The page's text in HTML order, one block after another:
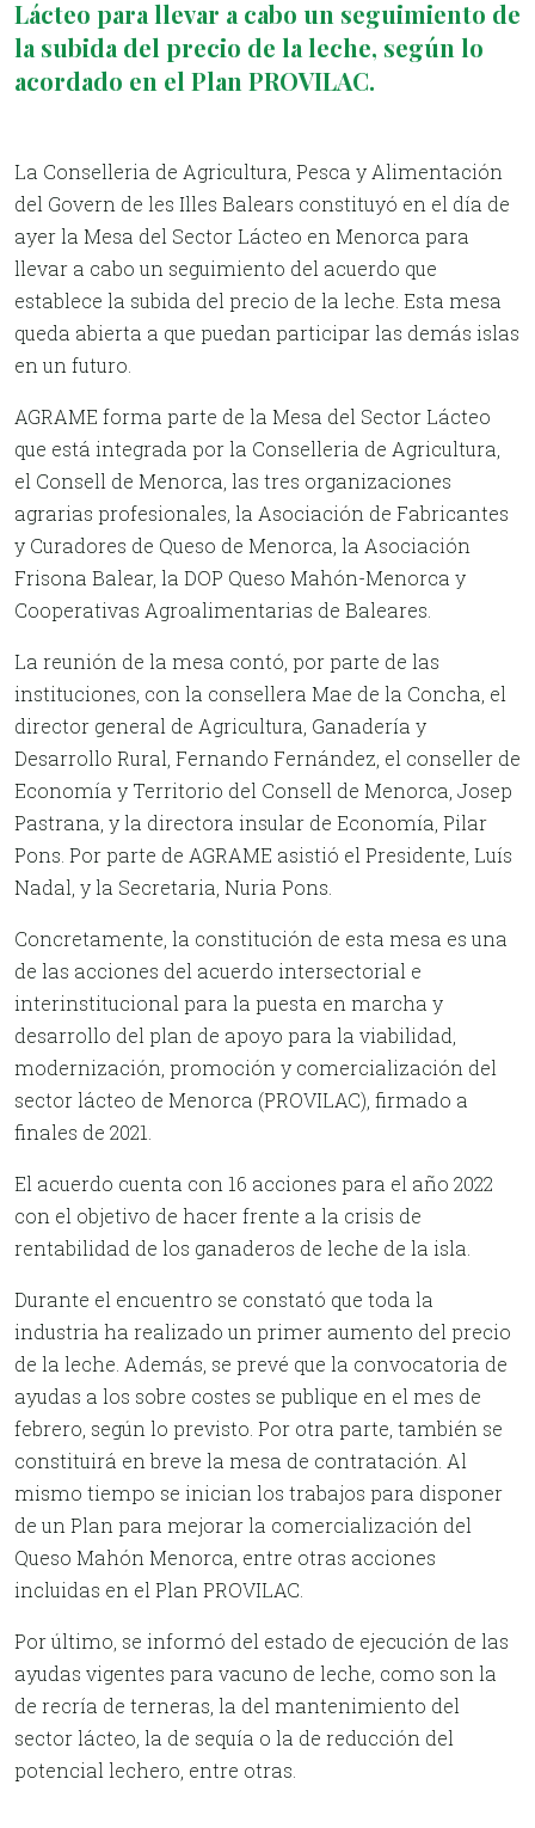
Lácteo para llevar a cabo un seguimiento de
la subida del precio de la leche, según lo
acordado en el Plan PROVILAC.
La Conselleria de Agricultura, Pesca y Alimentación
del Govern de les Illes Balears constituyó en el día de
ayer la Mesa del Sector Lácteo en Menorca para
llevar a cabo un seguimiento del acuerdo que
establece la subida del precio de la leche. Esta mesa
queda abierta a que puedan participar las demás islas
en un futuro.
AGRAME forma parte de la Mesa del Sector Lácteo
que está integrada por la Conselleria de Agricultura,
el Consell de Menorca, las tres organizaciones
agrarias profesionales, la Asociación de Fabricantes
y Curadores de Queso de Menorca, la Asociación
Frisona Balear, la DOP Queso Mahón-Menorca y
Cooperativas Agroalimentarias de Baleares.
La reunión de la mesa contó, por parte de las
instituciones, con la consellera Mae de la Concha, el
director general de Agricultura, Ganadería y
Desarrollo Rural, Fernando Fernández, el conseller de
Economía y Territorio del Consell de Menorca, Josep
Pastrana, y la directora insular de Economía, Pilar
Pons. Por parte de AGRAME asistió el Presidente, Luís
Nadal, y la Secretaria, Nuria Pons.
Concretamente, la constitución de esta mesa es una
de las acciones del acuerdo intersectorial e
interinstitucional para la puesta en marcha y
desarrollo del plan de apoyo para la viabilidad,
modernización, promoción y comercialización del
sector lácteo de Menorca (PROVILAC), firmado a
finales de 2021.
El acuerdo cuenta con 16 acciones para el año 2022
con el objetivo de hacer frente a la crisis de
rentabilidad de los ganaderos de leche de la isla.
Durante el encuentro se constató que toda la
industria ha realizado un primer aumento del precio
de la leche. Además, se prevé que la convocatoria de
ayudas a los sobre costes se publique en el mes de
febrero, según lo previsto. Por otra parte, también se
constituirá en breve la mesa de contratación. Al
mismo tiempo se inician los trabajos para disponer
de un Plan para mejorar la comercialización del
Queso Mahón Menorca, entre otras acciones
incluidas en el Plan PROVILAC.
Por último, se informó del estado de ejecución de las
ayudas vigentes para vacuno de leche, como son la
de recría de terneras, la del mantenimiento del
sector lácteo, la de sequía o la de reducción del
potencial lechero, entre otras.